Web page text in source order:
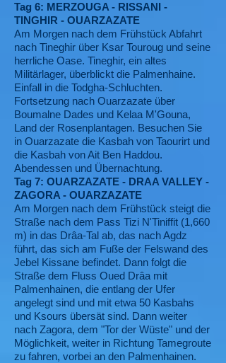
Tag 6: MERZOUGA - RISSANI -
TINGHIR - OUARZAZATE
Am Morgen nach dem Frühstück Abfahrt
nach Tineghir über Ksar Touroug und seine
herrliche Oase. Tineghir, ein altes
Militärlager, überblickt die Palmenhaine.
Einfall in die Todgha-Schluchten.
Fortsetzung nach Ouarzazate über
Boumalne Dades und Kelaa M'Gouna,
Land der Rosenplantagen. Besuchen Sie
in Ouarzazate die Kasbah von Taourirt und
die Kasbah von Ait Ben Haddou.
Abendessen und Übernachtung.
Tag 7: OUARZAZATE - DRAA VALLEY -
ZAGORA - OUARZAZATE
Am Morgen nach dem Frühstück steigt die
Straße nach dem Pass Tizi N'Tiniffit (1,660
m) in das Drâa-Tal ab, das nach Agdz
führt, das sich am Fuße der Felswand des
Jebel Kissane befindet. Dann folgt die
Straße dem Fluss Oued Drâa mit
Palmenhainen, die entlang der Ufer
angelegt sind und mit etwa 50 Kasbahs
und Ksours übersät sind. Dann weiter
nach Zagora, dem "Tor der Wüste" und der
Möglichkeit, weiter in Richtung Tamegroute
zu fahren, vorbei an den Palmenhainen.